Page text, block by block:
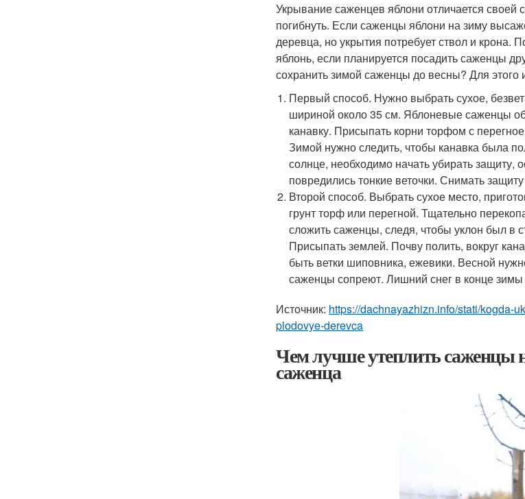
Укрывание саженцев яблони отличается
погибнуть. Если саженцы яблони на зиму
деревца, но укрытия потребует ствол и крона.
яблонь, если планируется посадить саженцы
сохранить зимой саженцы до весны? Для этого
Первый способ. Нужно выбрать сухое,
шириной около 35 см. Яблоневые саженцы
канавку. Присыпать корни торфом с
Зимой нужно следить, чтобы канавка была
солнце, необходимо начать убирать защиту,
повредились тонкие веточки. Снимать
Второй способ. Выбрать сухое место,
грунт торф или перегной. Тщательно
сложить саженцы, следя, чтобы уклон был в
Присыпать землей. Почву полить, вокруг
быть ветки шиповника, ежевики. Весной
саженцы сопреют. Лишний снег в конце
Источник: https://dachnayazhizn.info/stati/kogda-
plodovye-derevca
Чем лучше утеплить саженцы
саженца